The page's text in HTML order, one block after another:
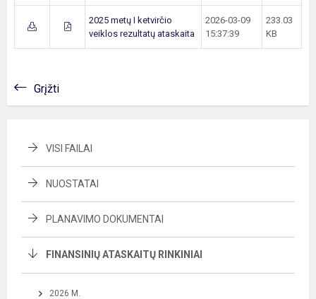
2025 metų I ketvirčio
veiklos rezultatų ataskaita
2026-03-09
15:37:39
233.03
KB
Grįžti
VISI FAILAI
NUOSTATAI
PLANAVIMO DOKUMENTAI
FINANSINIŲ ATASKAITŲ RINKINIAI
2026 M.